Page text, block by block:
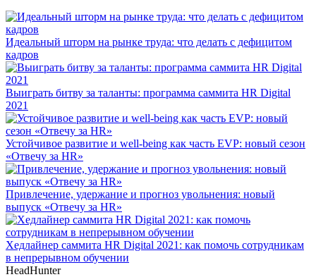
Идеальный шторм на рынке труда: что делать с дефицитом
кадров
Выиграть битву за таланты: программа саммита HR Digital
2021
Устойчивое развитие и well-being как часть EVP: новый сезон
«Отвечу за HR»
Привлечение, удержание и прогноз увольнения: новый
выпуск «Отвечу за HR»
Хедлайнер саммита HR Digital 2021: как помочь сотрудникам
в непрерывном обучении
HeadHunter